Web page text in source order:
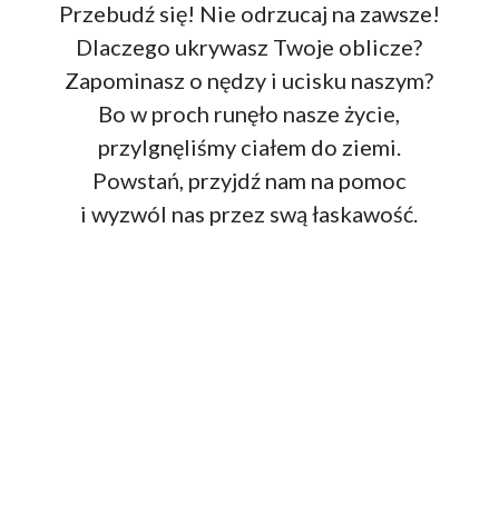
Przebudź się! Nie odrzucaj na zawsze!
Dlaczego ukrywasz Twoje oblicze?
Zapominasz o nędzy i ucisku naszym?
Bo w proch runęło nasze życie,
przylgnęliśmy ciałem do ziemi.
Powstań, przyjdź nam na pomoc
i wyzwól nas przez swą łaskawość.